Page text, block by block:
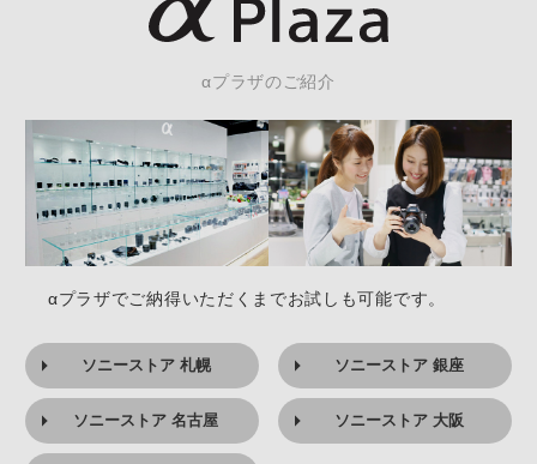
αプラザのご紹介
αプラザでご納得いただくまでお試しも可能です。
ソニーストア 札幌 ソニーストア 銀座
ソニーストア 名古屋 ソニーストア 大阪